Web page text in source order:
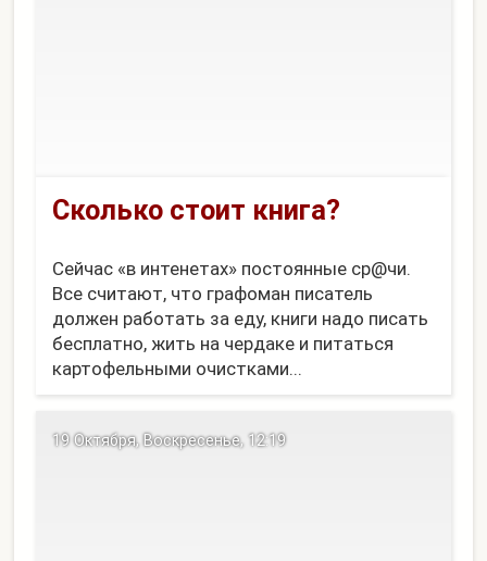
Сколько стоит книга?
Сейчас «в интенетах» постоянные ср@чи.
Все считают, что графоман писатель
должен работать за еду, книги надо писать
бесплатно, жить на чердаке и питаться
картофельными очистками...
Так давайте рассмотрим стоимость одной
Книга - это где-то 15 а...
19 Октября, Воскресенье, 12:19